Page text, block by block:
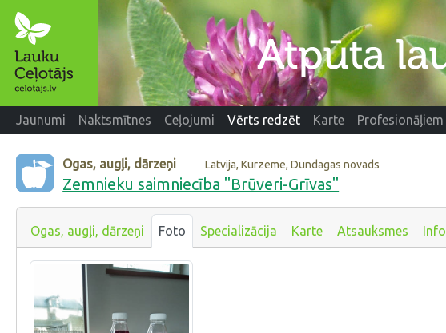
Jaunumi Naktsmītnes Ceļojumi Vērts redzēt Karte Profesionāļiem
Ogas, augļi, dārzeņi Latvija, Kurzeme, Dundagas novads
Zemnieku saimniecība "Brūveri-Grīvas"
Ogas, augļi, dārzeņi Foto Specializācija Karte Atsauksmes Info